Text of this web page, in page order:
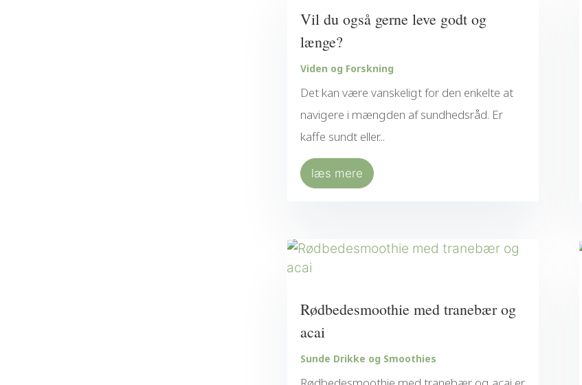
Vil du også gerne leve godt og
længe?
Viden og Forskning
Det kan være vanskeligt for den enkelte at
navigere i mængden af sundhedsråd. Er
kaffe sundt eller...
læs mere
Rødbedesmoothie med tranebær og
acai
Sunde Drikke og Smoothies